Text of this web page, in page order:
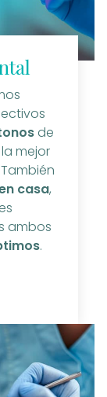
de
mejor
casa,
ambos
.